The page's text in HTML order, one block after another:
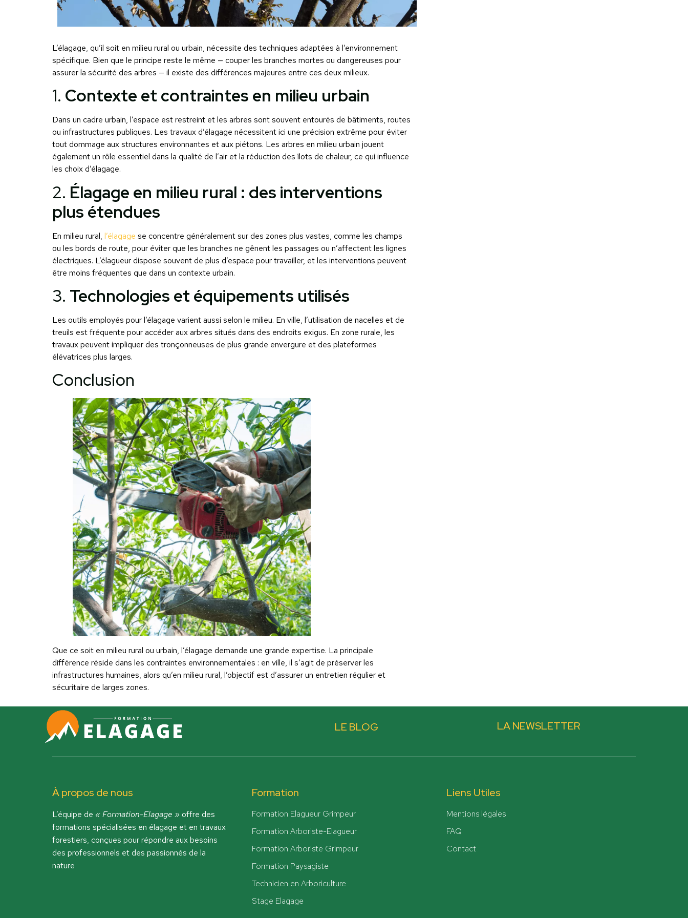
L’élagage, qu’il soit en milieu rural ou urbain, nécessite des techniques adaptées à l’environnement
spécifique. Bien que le principe reste le même — couper les branches mortes ou dangereuses pour
assurer la sécurité des arbres — il existe des différences majeures entre ces deux milieux.
1. Contexte et contraintes en milieu urbain
Dans un cadre urbain, l’espace est restreint et les arbres sont souvent entourés de bâtiments, routes
ou infrastructures publiques. Les travaux d’élagage nécessitent ici une précision extrême pour éviter
tout dommage aux structures environnantes et aux piétons. Les arbres en milieu urbain jouent
également un rôle essentiel dans la qualité de l’air et la réduction des îlots de chaleur, ce qui influence
les choix d’élagage.
2. Élagage en milieu rural : des interventions
plus étendues
En milieu rural, l’élagage se concentre généralement sur des zones plus vastes, comme les champs
ou les bords de route, pour éviter que les branches ne gênent les passages ou n’affectent les lignes
électriques. L’élagueur dispose souvent de plus d’espace pour travailler, et les interventions peuvent
être moins fréquentes que dans un contexte urbain.
3. Technologies et équipements utilisés
Les outils employés pour l’élagage varient aussi selon le milieu. En ville, l’utilisation de nacelles et de
treuils est fréquente pour accéder aux arbres situés dans des endroits exigus. En zone rurale, les
travaux peuvent impliquer des tronçonneuses de plus grande envergure et des plateformes
élévatrices plus larges.
Conclusion
Que ce soit en milieu rural ou urbain, l’élagage demande une grande expertise. La principale
différence réside dans les contraintes environnementales : en ville, il s’agit de préserver les
infrastructures humaines, alors qu’en milieu rural, l’objectif est d’assurer un entretien régulier et
sécuritaire de larges zones.
LE BLOG LA NEWSLETTER
À propos de nous
L’équipe de « Formation-Elagage » offre des
formations spécialisées en élagage et en travaux
forestiers, conçues pour répondre aux besoins
des professionnels et des passionnés de la
nature
Formation
Formation Elagueur Grimpeur
Formation Arboriste-Elagueur
Formation Arboriste Grimpeur
Formation Paysagiste
Technicien en Arboriculture
Stage Elagage
Liens Utiles
Mentions légales
FAQ
Contact